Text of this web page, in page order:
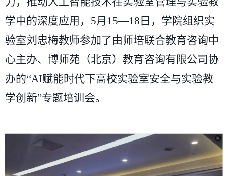
学中的深度应用，5月15—18日，学院组织实
验室刘忠梅教师参加了由师培联合教育咨询中
心主办、博师苑（北京）教育咨询有限公司协
办的“AI赋能时代下高校实验室安全与实验教
学创新”专题培训会。